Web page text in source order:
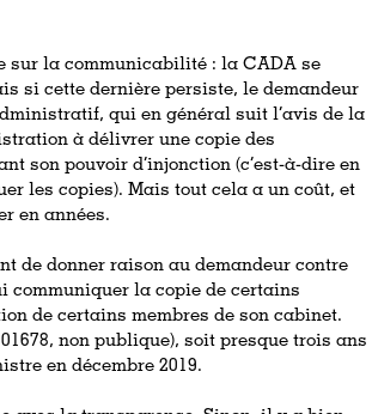
sur la communicabilité : la CADA se
si cette dernière persiste, le demandeur
qui en général suit l’avis de la
à délivrer une copie des
son pouvoir d’injonction (c’est-à-dire en
les copies). Mais tout cela a un coût, et
en années.
de donner raison au demandeur contre
communiquer la copie de certains
de certains membres de son cabinet.
non publique), soit presque trois ans
en décembre 2019.